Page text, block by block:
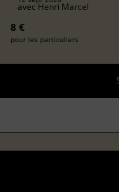
avecHenri Marcel
8 €
pour les particuliers